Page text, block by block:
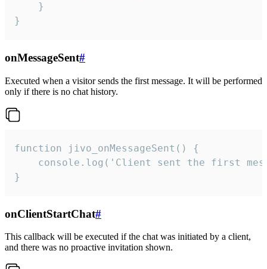
    }
}
onMessageSent#
Executed when a visitor sends the first message. It will be performed
only if there is no chat history.
function jivo_onMessageSent() {
console.log('Client sent the first
}
onClientStartChat#
This callback will be executed if the chat was initiated by a client,
and there was no proactive invitation shown.